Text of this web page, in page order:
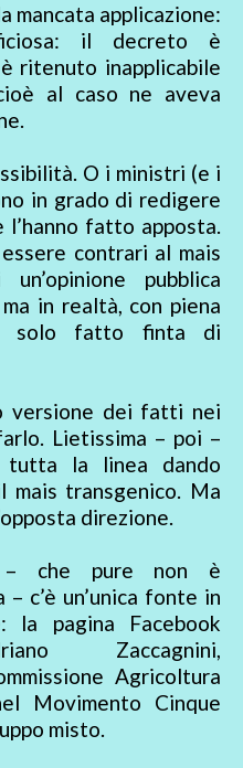
mancata applicazione:
il decreto è
ritenuto inapplicabile
al caso ne aveva
O i ministri (e i
in grado di redigere
fatto apposta.
contrari al mais
pubblica
in realtà, con piena
solo fatto finta di
versione dei fatti nei
Lietissima – poi –
tutta la linea dando
mais transgenico. Ma
direzione.
– che pure non è
c’è un’unica fonte in
la pagina Facebook
Zaccagnini,
Agricoltura
Movimento Cinque
misto.